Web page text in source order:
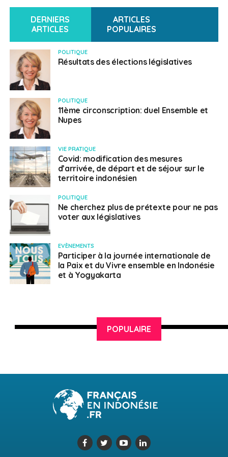
DERNIERS
ARTICLES
ARTICLES
POPULAIRES
POLITIQUE
Résultats des élections législatives
POLITIQUE
11ème circonscription: duel Ensemble et
Nupes
VIE PRATIQUE
Covid: modification des mesures
d’arrivée, de départ et de séjour sur le
territoire indonésien
POLITIQUE
Ne cherchez plus de prétexte pour ne pas
voter aux législatives
EVÈNEMENTS
Participer à la journée internationale de
la Paix et du Vivre ensemble en Indonésie
et à Yogyakarta
POPULAIRE